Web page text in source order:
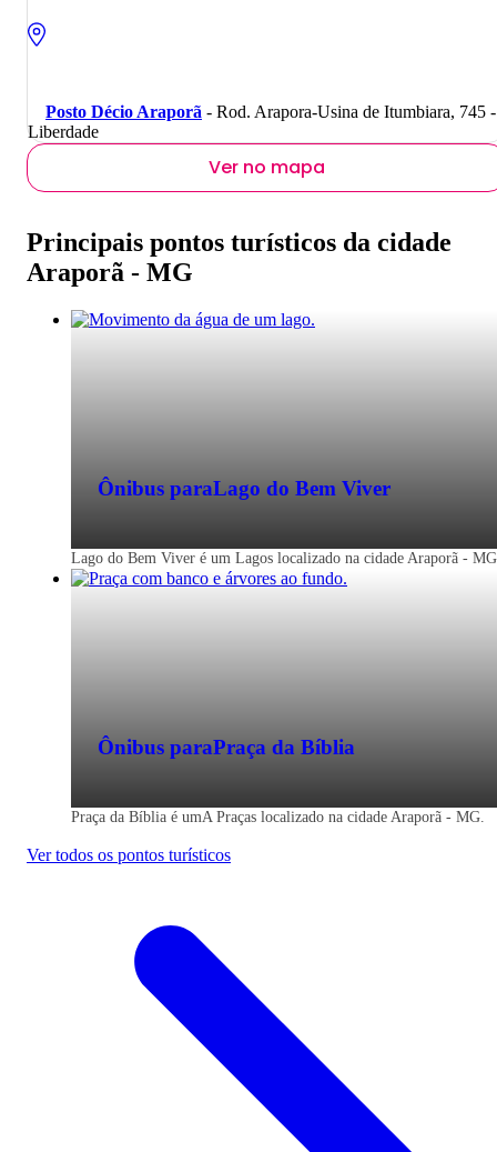
Posto Décio Araporã - Rod. Arapora-Usina de Itumbiara, 745 -
Liberdade
Ver no mapa
Principais pontos turísticos da cidade
Araporã - MG
Ônibus paraLago do Bem Viver
Lago do Bem Viver é um Lagos localizado na cidade Araporã -
Ônibus paraPraça da Bíblia
Praça da Bíblia é umA Praças localizado na cidade Araporã - MG.
Ver todos os pontos turísticos